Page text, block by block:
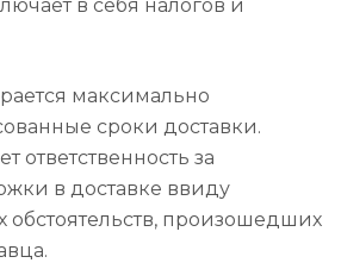
в себя налогов и
максимально
сроки доставки.
ответственность за
в доставке ввиду
произошедших